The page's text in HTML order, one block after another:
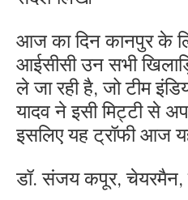
आज का दिन कानपुर के
आईसीसी उन सभी
ले जा रही है, जो टीम
यादव ने इसी मिट्टी से
इसलिए यह ट्रॉफी आज
डॉ. संजय कपूर, चेयरमैन,